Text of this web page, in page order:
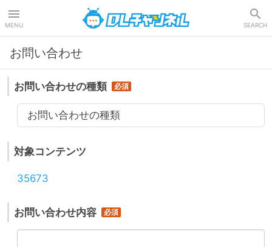
MENU SEARCH
お問い合わせ
お問い合わせの種類
お問い合わせの種類
対象コンテンツ
35673
お問い合わせ内容